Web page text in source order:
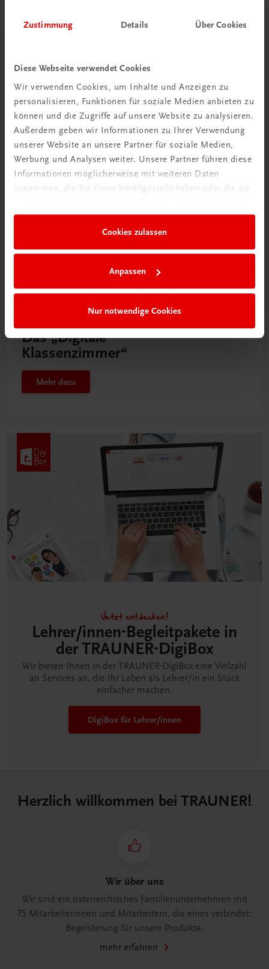
Zustimmung Details Über Cookies
Diese Webseite verwendet Cookies
Wir verwenden Cookies, um Inhalte und Anzeigen zu
personalisieren, Funktionen für soziale Medien anbieten zu
können und die Zugriffe auf unsere Website zu analysieren.
Außerdem geben wir Informationen zu Ihrer Verwendung
unserer Website an unsere Partner für soziale Medien,
Werbung und Analysen weiter. Unsere Partner führen diese
Informationen möglicherweise mit weiteren Daten
zusammen, die Sie ihnen bereitgestellt haben oder die sie
Cookies zulassen
Anpassen
Nur notwendige Cookies
Schon entdeckt?
Ratgeber Schulpraxis
Neu in der DigiBox
Das „Digitale
Klassenzimmer“
Mehr dazu
Jetzt entdecken!
Lehrer/innen-Begleitpakete in
der TRAUNER-DigiBox
Wir bieten Ihnen in der TRAUNER-DigiBox eine Vielzahl
an Services an, die Ihr Leben als Lehrer/in ein Stück
einfacher machen.
DigiBox für Lehrer/innen
Herzlich willkommen bei TRAUNER!
Wir über uns
Wir sind ein österreichisches Familienunternehmen mit
75 Mitarbeiterinnen und Mitarbeitern, die eines verbindet:
Begeisterung für unsere Produkte.
mehr erfahren